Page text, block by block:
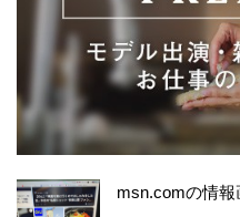
msn.comの情報